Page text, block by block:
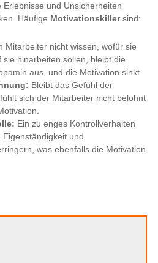
und Unsicherheiten
Häufige Motivationskillersind:
Mitarbeiter nicht wissen, wofür sie
hinarbeiten sollen, bleibt die
aus, und die Motivation sinkt.
Bleibt das Gefühl der
sich der Mitarbeiter nicht belohnt
Ein zu enges Kontrollverhalten
und
was ebenfalls die Motivation